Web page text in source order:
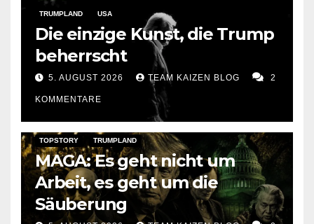
TRUMPLAND USA
Die einzige Kunst, die Trump
beherrscht
5. AUGUST 2026 TEAM KAIZEN BLOG 2
KOMMENTARE
KAIZEN FLASHPOINT
TOPSTORY TRUMPLAND
MAGA: Es geht nicht um
Arbeit, es geht um die
Säuberung